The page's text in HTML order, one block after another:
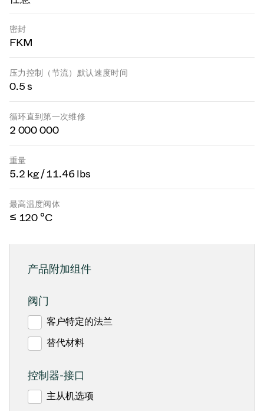
密封
FKM
压力控制（节流）默认速度时间
0.5 s
循环直到第一次维修
2 000 000
重量
5.2 kg / 11.46 lbs
最高温度阀体
≤ 120 °C
产品附加组件
阀门
客户特定的法兰
替代材料
控制器-接口
主从机选项